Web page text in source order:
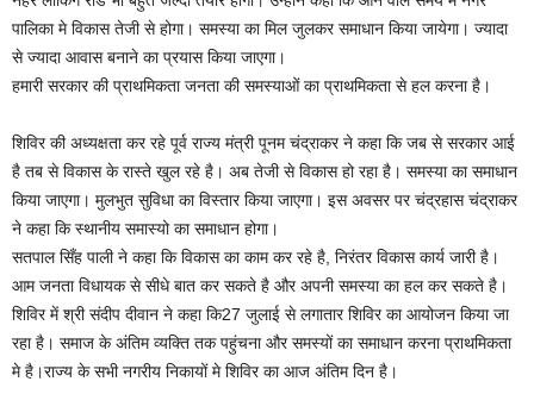
पालिका मे विकास तेजी से होगा। समस्या का मिल जुलकर समाधान किया जायेगा। ज्यादा
से ज्यादा आवास बनाने का प्रयास किया जाएगा।
हमारी सरकार की प्राथमिकता जनता की समस्याओं का प्राथमिकता से हल करना है।
शिविर की अध्यक्षता कर रहे पूर्व राज्य मंत्री पूनम चंद्राकर ने कहा कि जब से सरकार आई
है तब से विकास के रास्ते खुल रहे है। अब तेजी से विकास हो रहा है। समस्या का समाधान
किया जाएगा। मुलभुत सुविधा का विस्तार किया जाएगा। इस अवसर पर चंद्रहास चंद्राकर
ने कहा कि स्थानीय समास्यो का समाधान होगा।
सतपाल सिँह पाली ने कहा कि विकास का काम कर रहे है, निरंतर विकास कार्य जारी है।
आम जनता विधायक से सीधे बात कर सकते है और अपनी समस्या का हल कर सकते है।
शिविर में श्री संदीप दीवान ने कहा कि27 जुलाई से लगातार शिविर का आयोजन किया जा
रहा है। समाज के अंतिम व्यक्ति तक पहुंचना और समस्यों का समाधान करना प्राथमिकता
मे है।राज्य के सभी नगरीय निकायों मे शिविर का आज अंतिम दिन है।